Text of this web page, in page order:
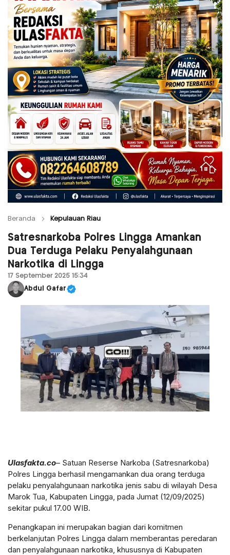
Beranda Kepulauan Riau
Satresnarkoba Polres Lingga Amankan
Dua Terduga Pelaku Penyalahgunaan
Narkotika di Lingga
17 September 2025 15:34
Abdul Gafar
Ulasfakta.co– Satuan Reserse Narkoba (Satresnarkoba)
Polres Lingga berhasil mengamankan dua orang terduga
pelaku penyalahgunaan narkotika jenis sabu di wilayah Desa
Marok Tua, Kabupaten Lingga, pada Jumat (12/09/2025)
sekitar pukul 17.00 WIB.
Penangkapan ini merupakan bagian dari komitmen
berkelanjutan Polres Lingga dalam memberantas peredaran
dan penyalahgunaan narkotika, khususnya di Kabupaten